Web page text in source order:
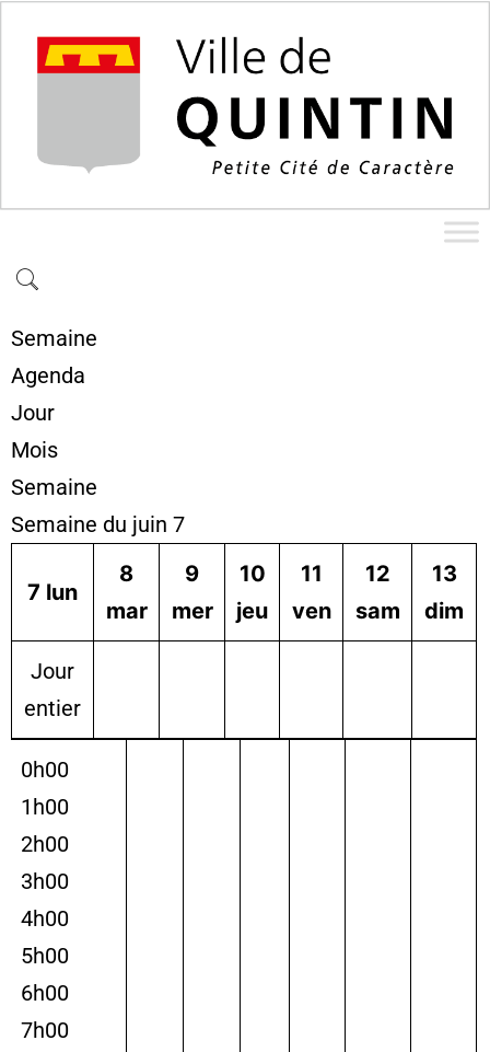
Semaine
Agenda
Jour
Mois
Semaine
Semaine du juin 7
7 lun
8
mar
9
mer
10
jeu
11
ven
12
sam
13
dim
Jour
entier
0h00
1h00
2h00
3h00
4h00
5h00
6h00
7h00